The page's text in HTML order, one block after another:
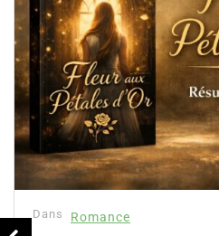
Dans Romance